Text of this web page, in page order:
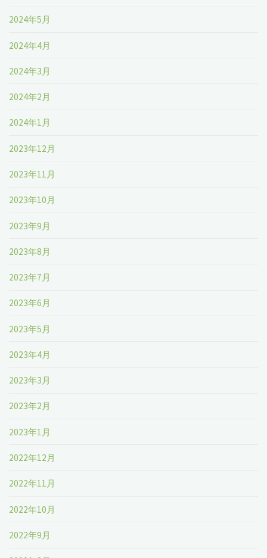
2024年5月
2024年4月
2024年3月
2024年2月
2024年1月
2023年12月
2023年11月
2023年10月
2023年9月
2023年8月
2023年7月
2023年6月
2023年5月
2023年4月
2023年3月
2023年2月
2023年1月
2022年12月
2022年11月
2022年10月
2022年9月